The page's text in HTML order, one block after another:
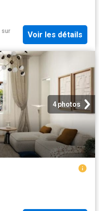
sur
Voir les détails
4 photos